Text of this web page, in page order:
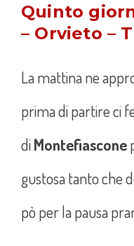
Quinto
– Orvieto –
La mattina ne
prima di partire ci
diMontefiascone
gustosa tanto che
pò per la pausa